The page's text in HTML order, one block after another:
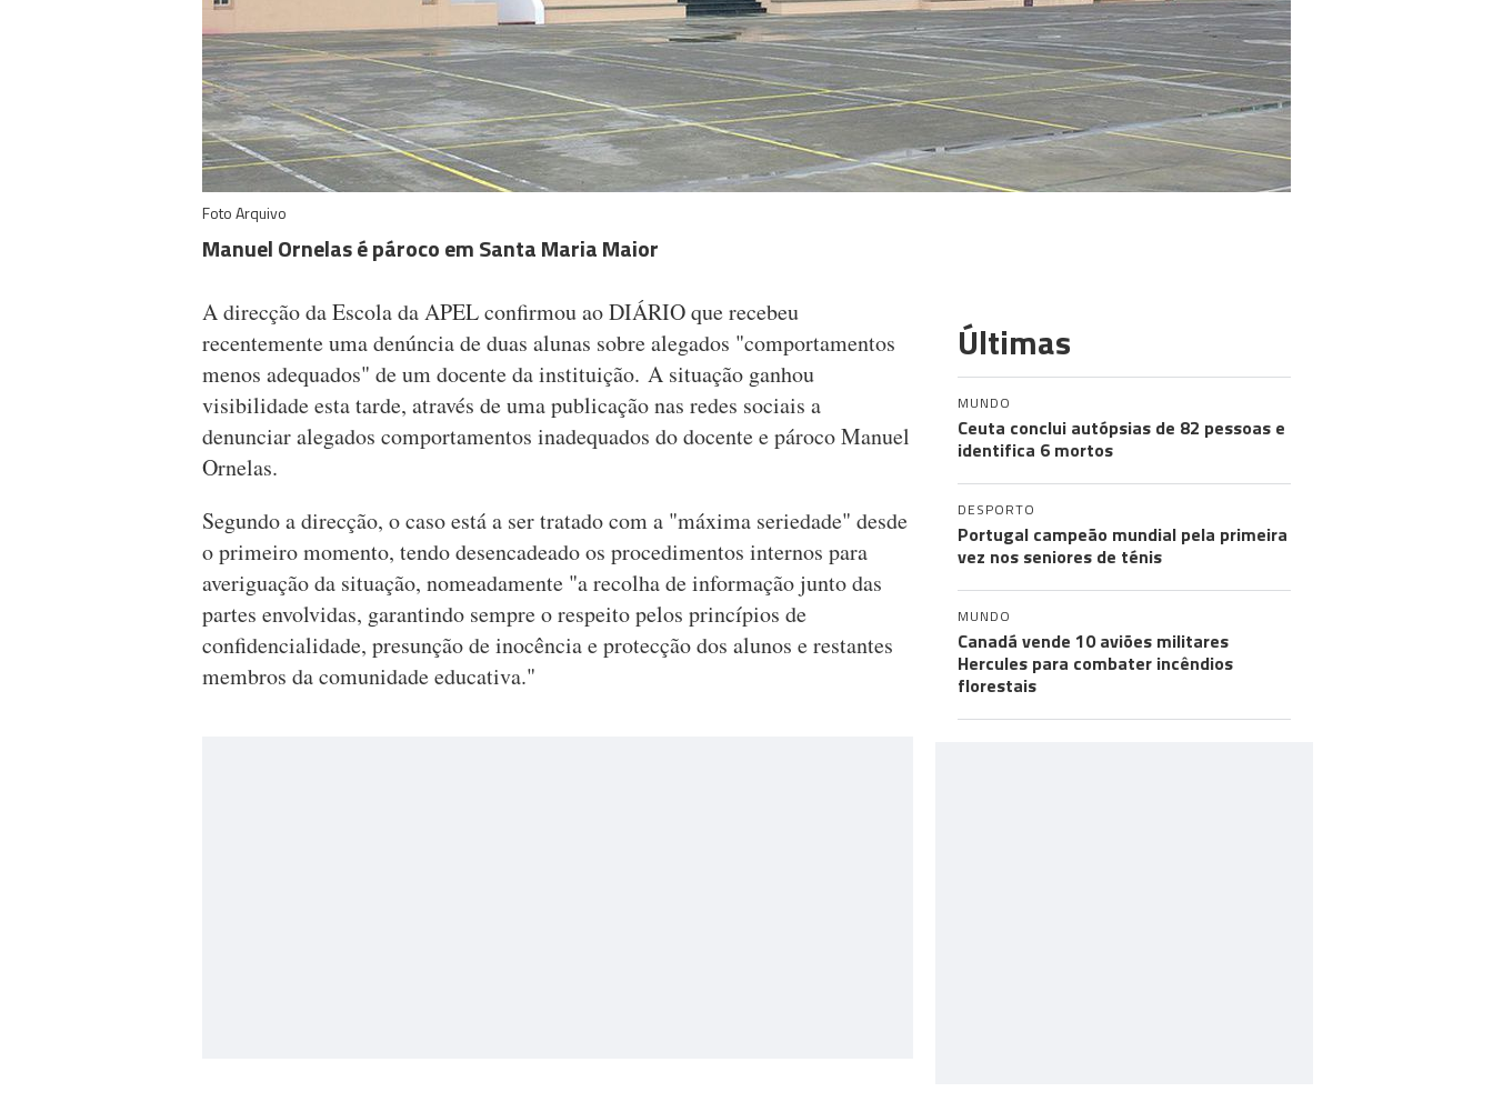
Foto Arquivo
Manuel Ornelas é pároco em Santa Maria Maior
A direcção da Escola da APEL confirmou ao DIÁRIO que recebeu
recentemente uma denúncia de duas alunas sobre alegados "comportamentos
menos adequados" de um docente da instituição. A situação ganhou
visibilidade esta tarde, através de uma publicação nas redes sociais a
denunciar alegados comportamentos inadequados do docente e pároco Manuel
Ornelas.
Segundo a direcção, o caso está a ser tratado com a "máxima seriedade" desde
o primeiro momento, tendo desencadeado os procedimentos internos para
averiguação da situação, nomeadamente "a recolha de informação junto das
partes envolvidas, garantindo sempre o respeito pelos princípios de
confidencialidade, presunção de inocência e protecção dos alunos e restantes
membros da comunidade educativa."
Últimas
MUNDO
Ceuta conclui autópsias de 82 pessoas e
identifica 6 mortos
DESPORTO
Portugal campeão mundial pela primeira
vez nos seniores de ténis
MUNDO
Canadá vende 10 aviões militares
Hercules para combater incêndios
florestais